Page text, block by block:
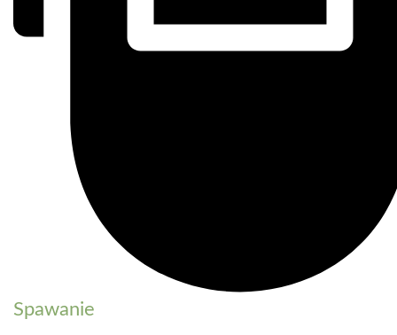
Spawanie